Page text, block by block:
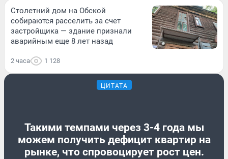
Столетний дом на Обской
собираются расселить за счет
застройщика — здание признали
аварийным еще 8 лет назад
2 часа 1 128
ЦИТАТА
Такими темпами через 3-4 года мы
можем получить дефицит квартир на
рынке, что спровоцирует рост цен.